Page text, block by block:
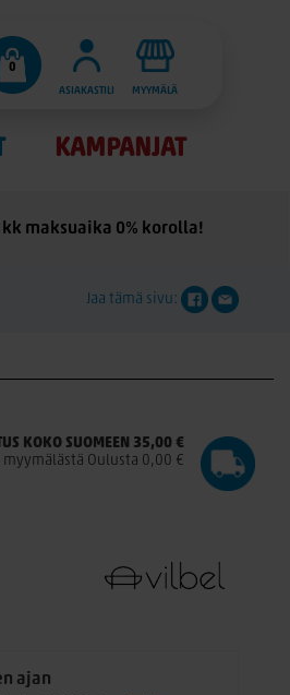
0
ASIAKASTILI
MYYMÄLÄ
KAMPANJAT
kk maksuaika 0% korolla!
Jaa tämä sivu:
KOKO SUOMEEN 35,00 €
myymälästä Oulusta 0,00 €
ajan